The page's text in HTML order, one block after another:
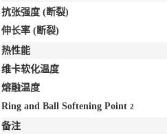
抗张强度 (断裂)
伸长率 (断裂)
热性能
维卡软化温度
熔融温度
Ring and Ball Softening Point 2
备注